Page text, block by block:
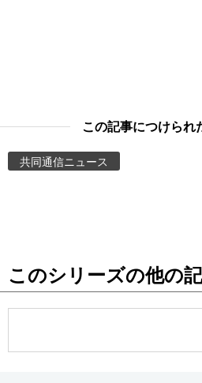
お知らせ
この記事につけられ
共同通信ニュース
このシリーズの他の